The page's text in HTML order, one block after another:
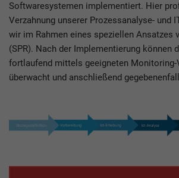
Softwaresystemen implementiert. Hier
Verzahnung unserer Prozessanalyse- und
wir im Rahmen eines speziellen Ansatzes
(SPR). Nach der Implementierung können
fortlaufend mittels geeigneten Monitoring-
überwacht und anschließend